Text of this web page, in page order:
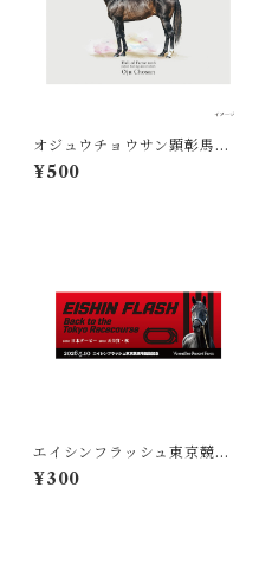
オジュウチョウサン顕彰馬記
念 ポストカード
¥500
エイシンフラッシュ東京競馬
場凱旋記念ステッカー
¥300